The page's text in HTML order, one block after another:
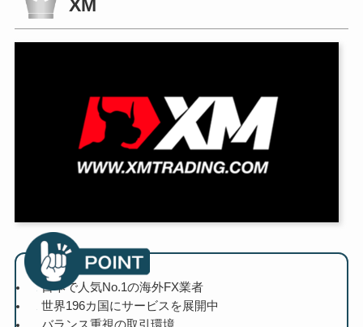
XM
日本で人気No.1の海外FX業者
世界196カ国にサービスを展開中